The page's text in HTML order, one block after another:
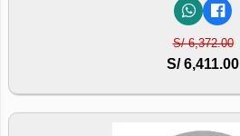
S/ 6,372.00
S/ 6,411.00